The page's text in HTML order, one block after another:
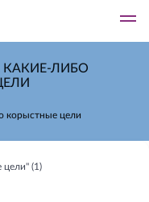
ЛИБО
корыстные цели
цели" (1)